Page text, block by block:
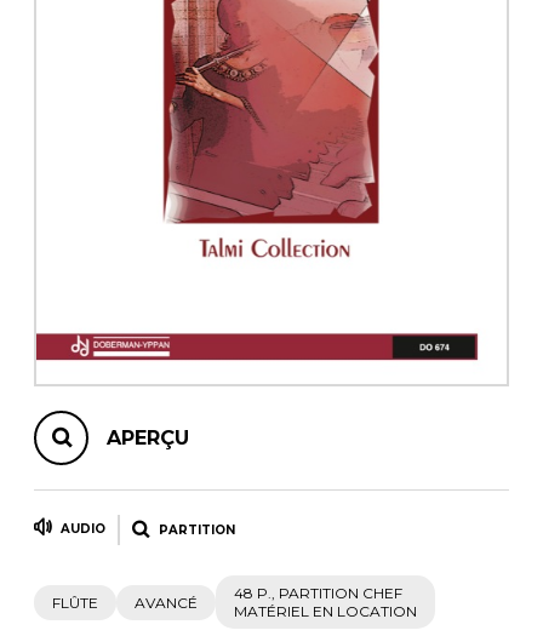
AUTRES PRODUITS
APERÇU
AUDIO PARTITION
FLÛTE AVANCÉ
48 P., PARTITION CHEF
MATÉRIEL EN LOCATION